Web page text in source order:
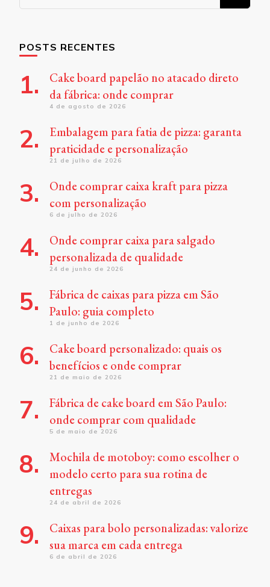
POSTS RECENTES
Cake board papelão no atacado direto
da fábrica: onde comprar
4 de agosto de 2026
Embalagem para fatia de pizza: garanta
praticidade e personalização
21 de julho de 2026
Onde comprar caixa kraft para pizza
com personalização
6 de julho de 2026
Onde comprar caixa para salgado
personalizada de qualidade
24 de junho de 2026
Fábrica de caixas para pizza em São
Paulo: guia completo
1 de junho de 2026
Cake board personalizado: quais os
benefícios e onde comprar
21 de maio de 2026
Fábrica de cake board em São Paulo:
onde comprar com qualidade
5 de maio de 2026
Mochila de motoboy: como escolher o
modelo certo para sua rotina de
entregas
24 de abril de 2026
Caixas para bolo personalizadas: valorize
sua marca em cada entrega
6 de abril de 2026